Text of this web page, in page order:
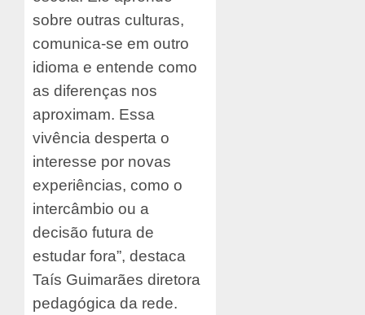
sobre outras culturas,
comunica-se em outro
idioma e entende como
as diferenças nos
aproximam. Essa
vivência desperta o
interesse por novas
experiências, como o
intercâmbio ou a
decisão futura de
estudar fora”, destaca
Taís Guimarães diretora
pedagógica da rede.